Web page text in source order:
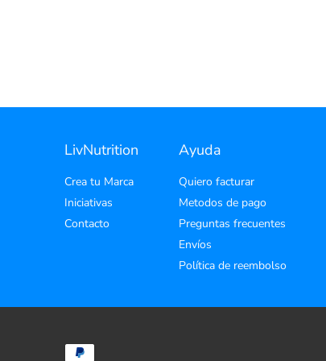
LivNutrition
Crea tu Marca
Iniciativas
Contacto
Ayuda
Quiero facturar
Metodos de pago
Preguntas frecuentes
Envíos
Política de reembolso